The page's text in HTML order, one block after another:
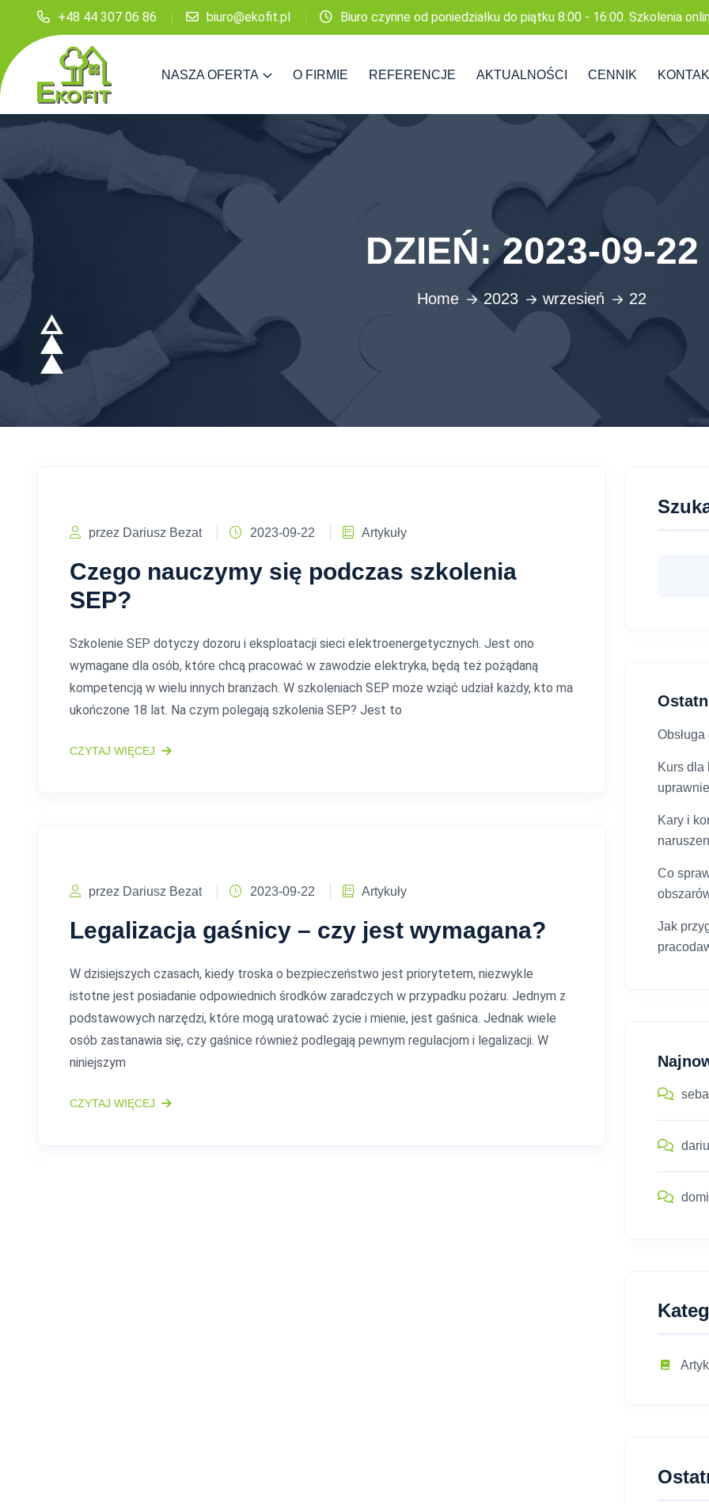
+48 44 307 06 86 biuro@ekofit.pl Biuro czynne od poniedziałku do piątku 8:00 - 16:00. Szkolenia
NASZA OFERTA O FIRMIE REFERENCJE AKTUALNOŚCI CENNIK
DZIEŃ:2023-09-22
Home 2023 wrzesień 22
przez Dariusz Bezat 2023-09-22 Artykuły
Czego nauczymy się podczas szkolenia
SEP?
Szkolenie SEP dotyczy dozoru i eksploatacji sieci elektroenergetycznych. Jest ono
wymagane dla osób, które chcą pracować w zawodzie elektryka, będą też pożądaną
kompetencją w wielu innych branżach. W szkoleniach SEP może wziąć udział każdy, kto ma
ukończone 18 lat. Na czym polegają szkolenia SEP? Jest to
CZYTAJ WIĘCEJ
przez Dariusz Bezat 2023-09-22 Artykuły
Legalizacja gaśnicy – czy jest wymagana?
W dzisiejszych czasach, kiedy troska o bezpieczeństwo jest priorytetem, niezwykle
istotne jest posiadanie odpowiednich środków zaradczych w przypadku pożaru. Jednym z
podstawowych narzędzi, które mogą uratować życie i mienie, jest gaśnica. Jednak wiele
osób zastanawia się, czy gaśnice również podlegają pewnym regulacjom i legalizacji. W
niniejszym
CZYTAJ WIĘCEJ
Kurs dla
Kary i
Co
Jak